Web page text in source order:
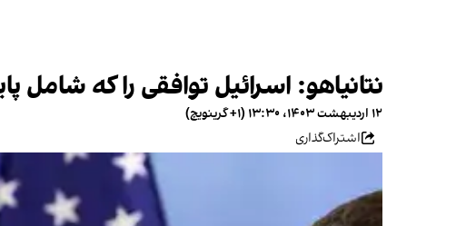
نتانیاهو: اسرائیل توافقی را که شامل
۱۲ اردیبهشت ۱۴۰۳، ۱۳:۳۰ (‎+۱ گرینویچ)
اشتراک‌گذاری